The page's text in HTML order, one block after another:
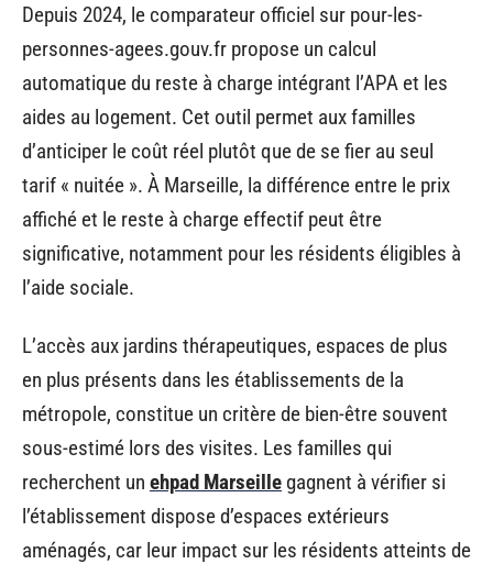
Depuis 2024, le comparateur officiel sur pour-les-
personnes-agees.gouv.fr propose un calcul
automatique du reste à charge intégrant l’APA et les
aides au logement. Cet outil permet aux familles
d’anticiper le coût réel plutôt que de se fier au seul
tarif « nuitée ». À Marseille, la différence entre le prix
affiché et le reste à charge effectif peut être
significative, notamment pour les résidents éligibles à
l’aide sociale.
L’accès aux jardins thérapeutiques, espaces de plus
en plus présents dans les établissements de la
métropole, constitue un critère de bien-être souvent
sous-estimé lors des visites. Les familles qui
recherchent un ehpad Marseille gagnent à vérifier si
l’établissement dispose d’espaces extérieurs
aménagés, car leur impact sur les résidents atteints de